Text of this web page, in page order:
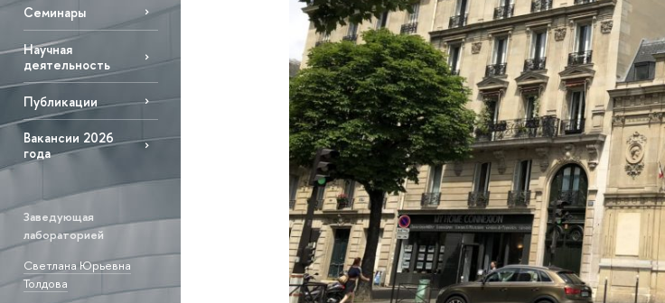
Семинары
Научная
деятельность
Публикации
Вакансии 2026
года
Заведующая
лабораторией
Светлана Юрьевна
Толдова